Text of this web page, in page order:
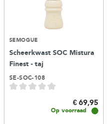
SEMOGUE
Scheerkwast SOC Mistura
Finest - taj
SE-SOC-108
€ 69,95
Op voorraad